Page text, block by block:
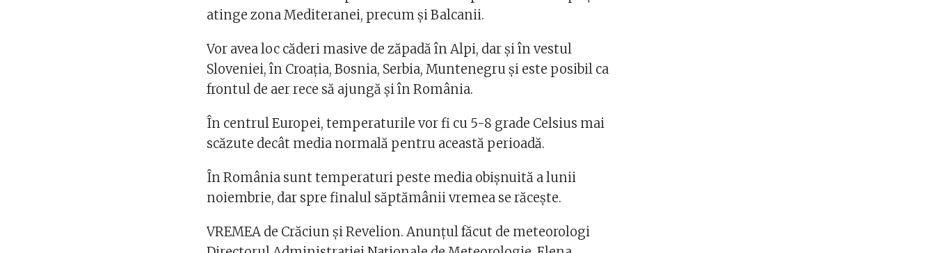
atinge zona Mediteranei, precum și Balcanii.
Vor avea loc căderi masive de zăpadă în Alpi, dar și în vestul
Sloveniei, în Croația, Bosnia, Serbia, Muntenegru și este posibil ca
frontul de aer rece să ajungă și în România.
În centrul Europei, temperaturile vor fi cu 5-8 grade Celsius mai
scăzute decât media normală pentru această perioadă.
În România sunt temperaturi peste media obișnuită a lunii
noiembrie, dar spre finalul săptămânii vremea se răcește.
VREMEA de Crăciun şi Revelion. Anunţul făcut de meteorologi